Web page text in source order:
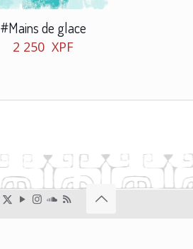
#Mains de glace
2 250 XPF